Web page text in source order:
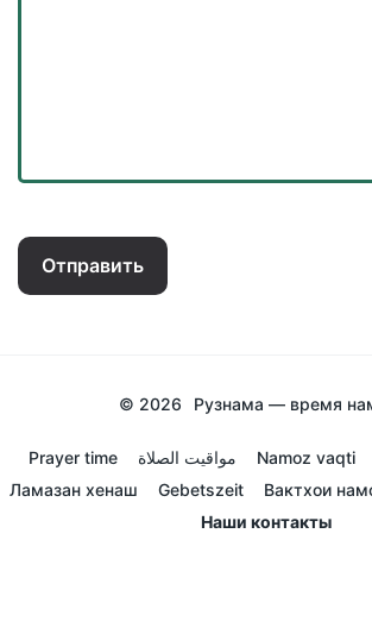
Отправить
© 2026 Рузнама — время
Prayer time مواقيت الصلاة Namoz vaqti
Ламазан хенаш
Gebetszeit Вактхои
Наши контакты